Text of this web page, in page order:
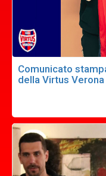
Comunicato
della Virtus Verona